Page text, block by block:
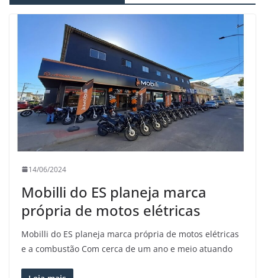
14/06/2024
Mobilli do ES planeja marca
própria de motos elétricas
Mobilli do ES planeja marca própria de motos elétricas
e a combustão Com cerca de um ano e meio atuando